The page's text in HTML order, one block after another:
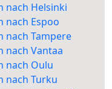
nach Helsinki
nach Espoo
nach Tampere
nach Vantaa
nach Oulu
nach Turku